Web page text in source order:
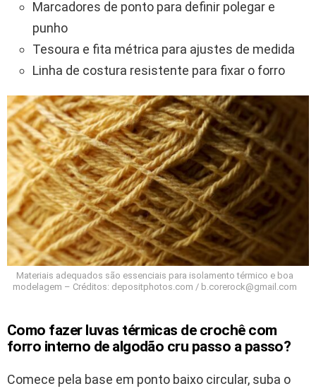
Marcadores de ponto para definir polegar e
punho
Tesoura e fita métrica para ajustes de medida
Linha de costura resistente para fixar o forro
Materiais adequados são essenciais para isolamento térmico e boa
modelagem – Créditos: depositphotos.com / b.corerock@gmail.com
Como fazer luvas térmicas de crochê com
forro interno de algodão cru passo a passo?
Comece pela base em ponto baixo circular, suba o